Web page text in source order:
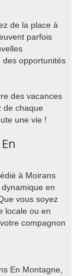
de la place à
parfois
des opportunités
des vacances
de chaque
une vie !
à Moirans
en
vous soyez
locale ou en
compagnon
En Montagne,